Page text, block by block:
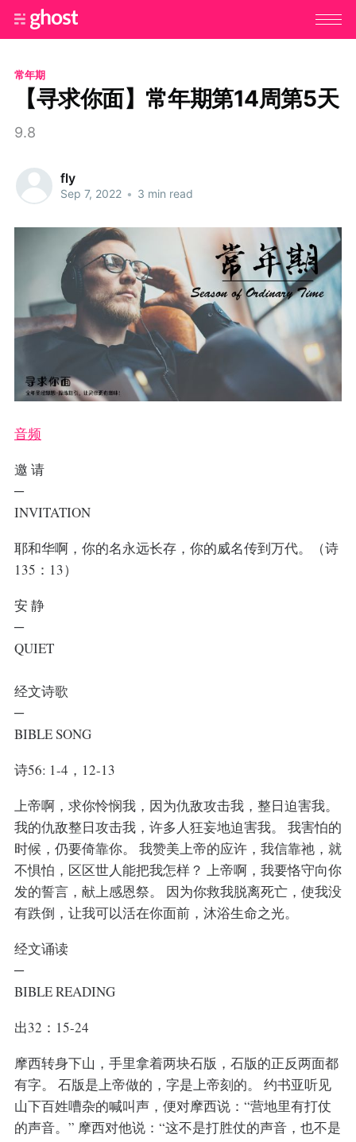
常年期
【寻求你面】常年期第14周第5天
9.8
fly
Sep 7, 2022 • 3 min read
音频
邀 请
─
INVITATION
耶和华啊，你的名永远长存，你的威名传到万代。（诗
135：13）
安 静
─
QUIET
经文诗歌
─
BIBLE SONG
诗56: 1-4，12-13
上帝啊，求你怜悯我，因为仇敌攻击我，整日迫害我。
我的仇敌整日攻击我，许多人狂妄地迫害我。 我害怕的
时候，仍要倚靠你。 我赞美上帝的应许，我信靠祂，就
不惧怕，区区世人能把我怎样？ 上帝啊，我要恪守向你
发的誓言，献上感恩祭。 因为你救我脱离死亡，使我没
有跌倒，让我可以活在你面前，沐浴生命之光。
经文诵读
─
BIBLE READING
出32：15-24
摩西转身下山，手里拿着两块石版，石版的正反两面都
有字。 石版是上帝做的，字是上帝刻的。 约书亚听见
山下百姓嘈杂的喊叫声，便对摩西说：“营地里有打仗
的声音。” 摩西对他说：“这不是打胜仗的声音，也不是